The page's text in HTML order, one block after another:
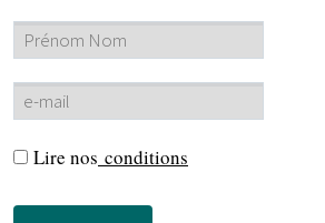
Lire nos conditions